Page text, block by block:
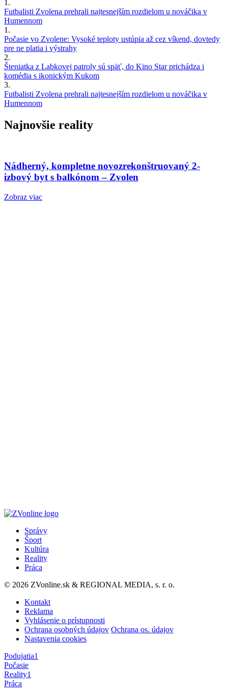
1.
Futbalisti Zvolena prehrali najtesnejším rozdielom u nováčika v
Humennom
1.
Počasie vo Zvolene: Vysoké teploty ustúpia až cez víkend, dovtedy
pre ne platia i výstrahy
2.
Šteniatka z Labkovej patroly sú späť, do Kino Star prichádza i
komédia s ikonickým Kukom
3.
Futbalisti Zvolena prehrali najtesnejším rozdielom u nováčika v
Humennom
Najnovšie reality
Nádherný, kompletne novozrekonštruovaný 2-
izbový byt s balkónom – Zvolen
Zobraz viac
Správy
Šport
Kultúra
Reality
Práca
© 2026 ZVonline.sk & REGIONAL MEDIA, s. r. o.
Kontakt
Reklama
Vyhlásenie o prístupnosti
Ochrana osobných údajov Ochrana os. údajov
Nastavenia cookies
Podujatia1
Počasie
Reality1
Práca